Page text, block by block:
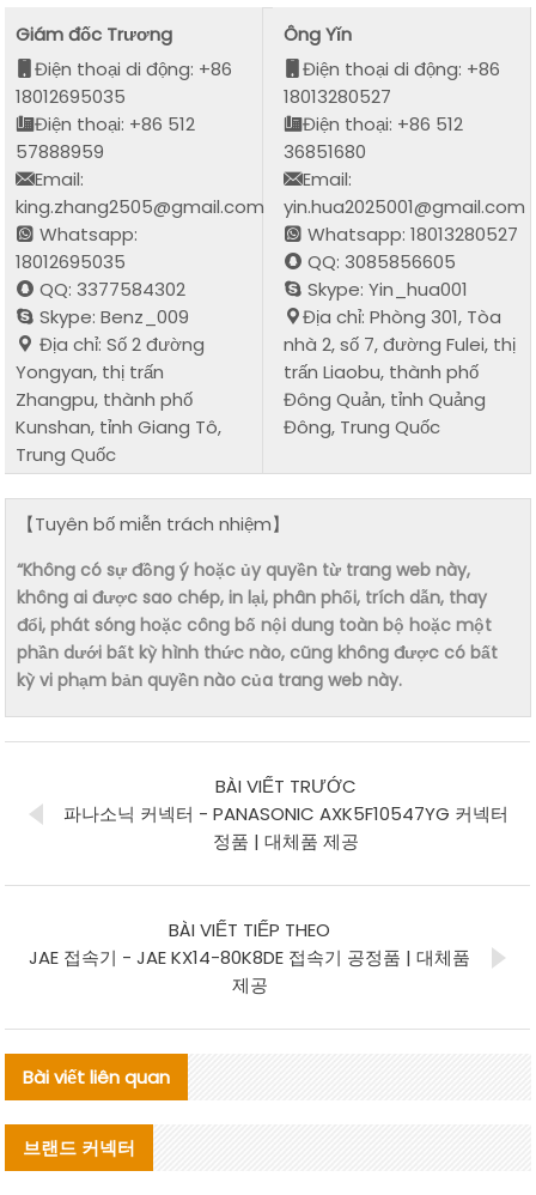
Giám đốc Trương
Điện thoại di động: +86
18012695035
Điện thoại: +86 512
57888959
Email:
king.zhang2505@gmail.com
Whatsapp:
18012695035
QQ: 3377584302
Skype: Benz_009
Địa chỉ: Số 2 đường
Yongyan, thị trấn
Zhangpu, thành phố
Kunshan, tỉnh Giang Tô,
Trung Quốc
Ông Yǐn
Điện thoại di động: +86
18013280527
Điện thoại: +86 512
36851680
Email:
yin.hua2025001@gmail.com
Whatsapp: 18013280527
QQ: 3085856605
Skype: Yin_hua001
Địa chỉ: Phòng 301, Tòa
nhà 2, số 7, đường Fulei, thị
trấn Liaobu, thành phố
Đông Quản, tỉnh Quảng
Đông, Trung Quốc
【Tuyên bố miễn trách nhiệm】
“Không có sự đồng ý hoặc ủy quyền từ trang web này,
không ai được sao chép, in lại, phân phối, trích dẫn, thay
đổi, phát sóng hoặc công bố nội dung toàn bộ hoặc một
phần dưới bất kỳ hình thức nào, cũng không được có bất
kỳ vi phạm bản quyền nào của trang web này.
BÀI VIẾT TRƯỚC
파나소닉 커넥터 - PANASONIC AXK5F10547YG 커넥터
정품 | 대체품 제공
BÀI VIẾT TIẾP THEO
JAE 접속기 - JAE KX14-80K8DE 접속기 공정품 | 대체품
제공
Bài viết liên quan
브랜드 커넥터